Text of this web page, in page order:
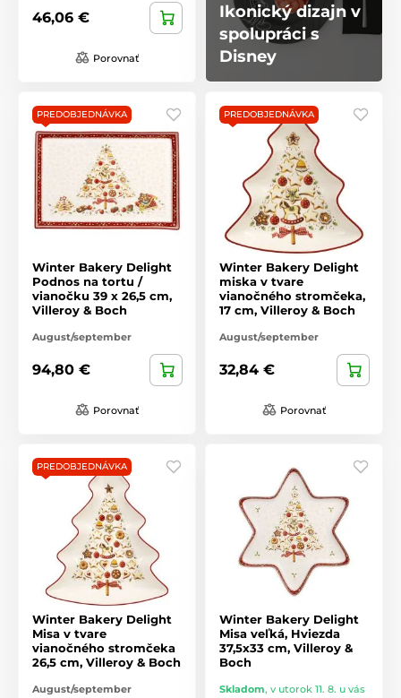
46,06 €
Porovnať
Ikonický dizajn v
spolupráci s
Disney
PREDOBJEDNÁVKA
Winter Bakery Delight
Podnos na tortu /
vianočku 39 x 26,5 cm,
Villeroy & Boch
August/september
94,80 €
Porovnať
PREDOBJEDNÁVKA
Winter Bakery Delight
miska v tvare
vianočného stromčeka,
17 cm, Villeroy & Boch
August/september
32,84 €
Porovnať
PREDOBJEDNÁVKA
Winter Bakery Delight
Misa v tvare
vianočného stromčeka
26,5 cm, Villeroy & Boch
August/september
Winter Bakery Delight
Misa veľká, Hviezda
37,5x33 cm, Villeroy &
Boch
Skladom, v utorok 11. 8. u vás